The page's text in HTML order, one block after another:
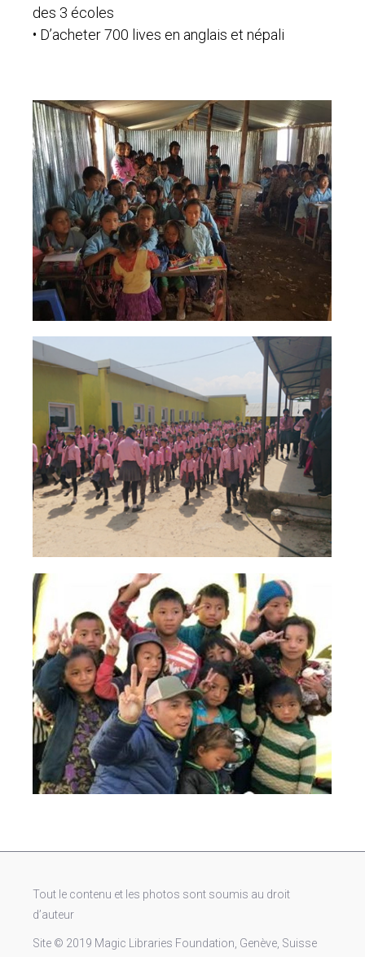
des 3 écoles
• D’acheter 700 lives en anglais et népali
Tout le contenu et les photos sont soumis au droit
d’auteur
Site © 2019 Magic Libraries Foundation, Genève, Suisse